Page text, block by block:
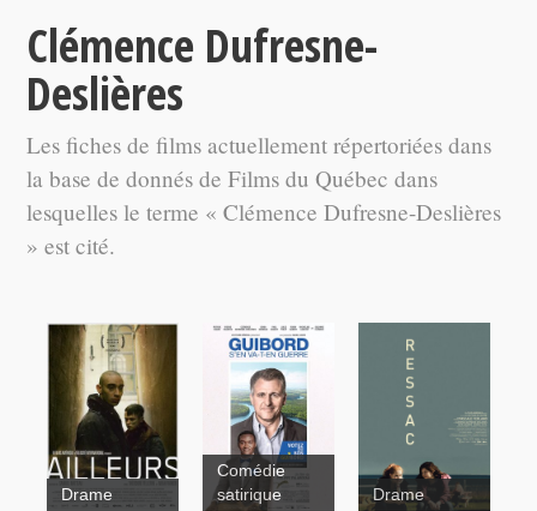
Clémence Dufresne-
Deslières
Les fiches de films actuellement répertoriées dans
la base de donnés de Films du Québec dans
lesquelles le terme « Clémence Dufresne-Deslières
» est cité.
Ailleurs
Drame
Comédie
satirique
Drame